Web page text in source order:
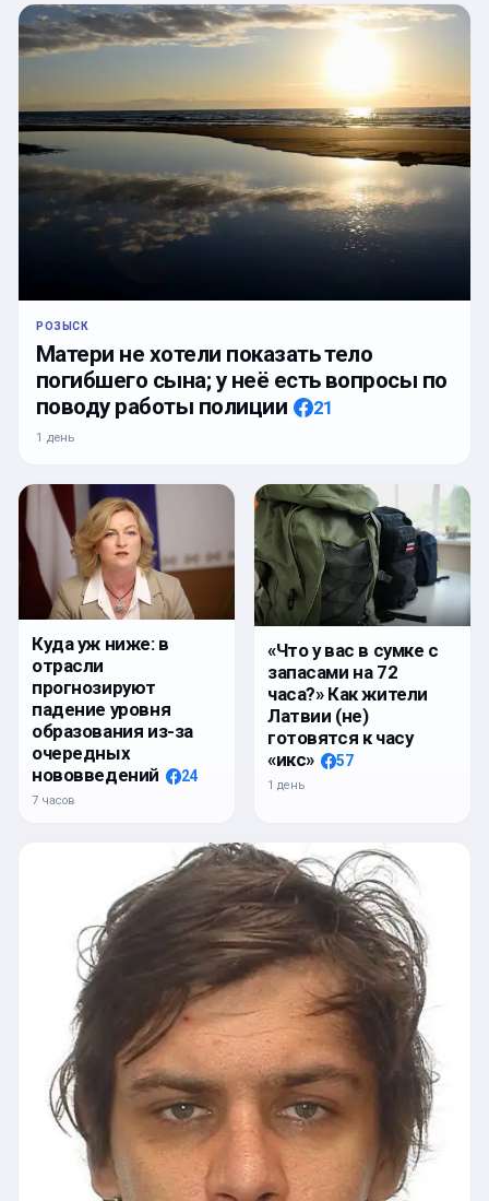
РОЗЫСК
Матери не хотели показать тело
погибшего сына; у неё есть вопросы по
поводу работы полиции
21
1 день
Куда уж ниже: в
отрасли
прогнозируют
падение уровня
образования из-за
очередных
нововведений
24
7 часов
«Что у вас в сумке с
запасами на 72
часа?» Как жители
Латвии (не)
готовятся к часу
«икс»
57
1 день